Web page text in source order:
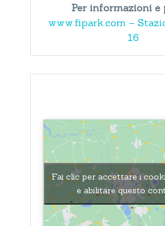
Per informazioni e
www.fipark.com –
16
Fai clic per accettare i
e abilitare questo